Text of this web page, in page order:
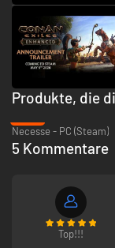
Produkte, die
Necesse - PC (Steam)
5 Kommentare
Top!!!